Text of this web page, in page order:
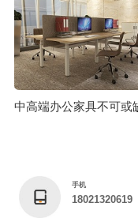
手机
18021320619